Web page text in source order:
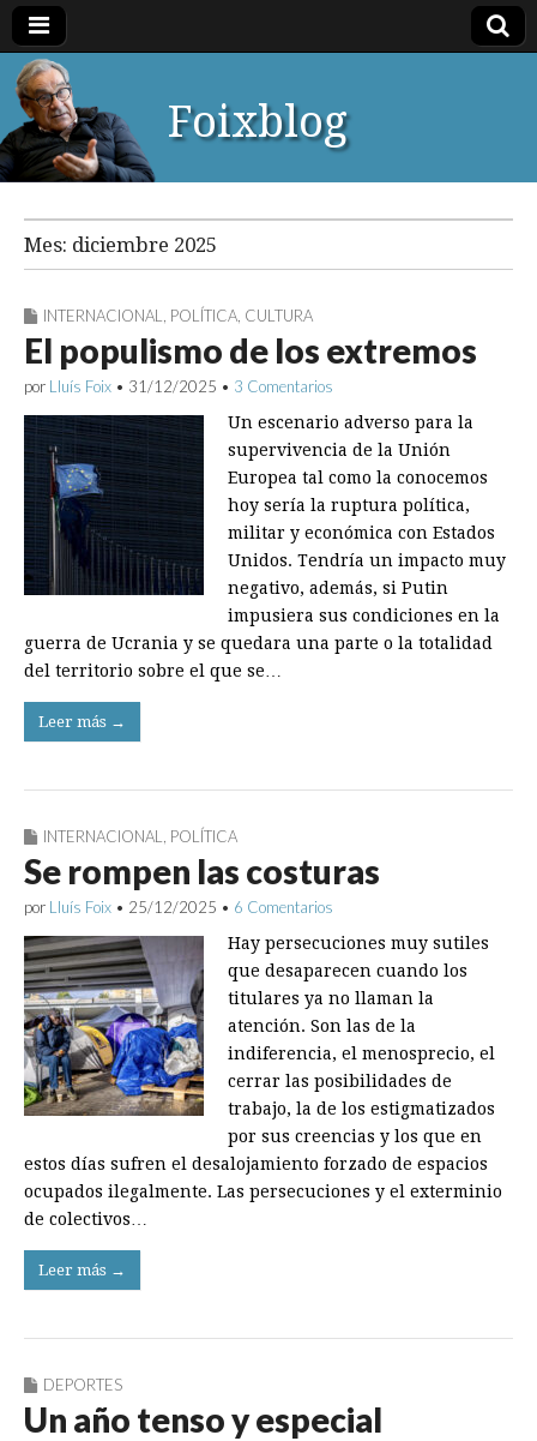
Foixblog
Mes: diciembre 2025
INTERNACIONAL POLÍTICA CULTURA
El populismo de los extremos
por Lluís Foix • 31/12/2025 • 3 Comentarios
Un escenario adverso para la
supervivencia de la Unión
Europea tal como la conocemos
hoy sería la ruptura política,
militar y económica con Estados
Unidos. Tendría un impacto muy
negativo, además, si Putin
impusiera sus condiciones en la
guerra de Ucrania y se quedara una parte o la totalidad
del territorio sobre el que se…
Leer más →
INTERNACIONAL POLÍTICA
Se rompen las costuras
por Lluís Foix • 25/12/2025 • 6 Comentarios
Hay persecuciones muy sutiles
que desaparecen cuando los
titulares ya no llaman la
atención. Son las de la
indiferencia, el menosprecio, el
cerrar las posibilidades de
trabajo, la de los estigmatizados
por sus creencias y los que en
estos días sufren el desalojamiento forzado de espacios
ocupados ilegalmente. Las persecuciones y el exterminio
de colectivos…
Leer más →
DEPORTES
Un año tenso y especial